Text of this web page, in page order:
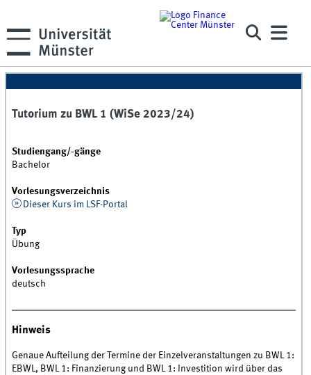
Tutorium zu BWL 1 (WiSe 2023/24)
Studiengang/-gänge
Bachelor
Vorlesungsverzeichnis
Dieser Kurs im LSF-Portal
Typ
Übung
Vorlesungssprache
deutsch
Hinweis
Genaue Aufteilung der Termine der Einzelveranstaltungen zu BWL 1:
EBWL, BWL 1: Finanzierung und BWL 1: Investition wird über das